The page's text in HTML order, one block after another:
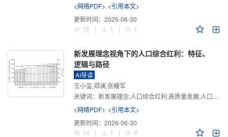
<网络PDF> <引用本文>
更新时间： 2026-06-30
15
| 1 | 1
新发展理念视角下的人口综合红利：特征、
逻辑与路径
AI导读
王小玺,郑澜,张耀军
关键词： 新发展理念;人口综合红利;高质量发展;人口政策;中国式现代化
<网络PDF> <引用本文>
更新时间： 2026-06-30
14
| 1 | 0